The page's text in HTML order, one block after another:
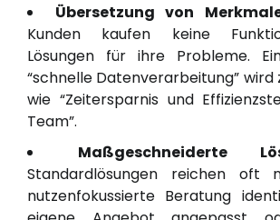
Übersetzung von
Kunden kaufen keine
Lösungen für ihre Probleme.
“schnelle Datenverarbeitung” wird
wie “Zeitersparnis und
Team”.
Maßgeschneiderte
Standardlösungen reichen oft
nutzenfokussierte Beratung